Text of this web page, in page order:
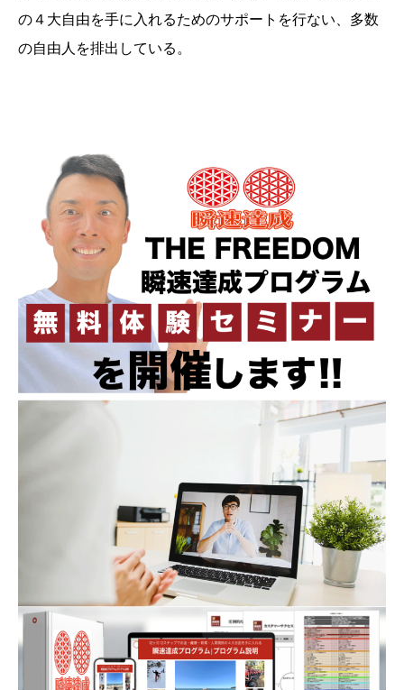
の４大自由を手に入れるためのサポートを行ない、多数
の自由人を排出している。